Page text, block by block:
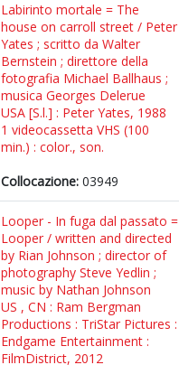
Labirinto mortale = The
house on carroll street / Peter
Yates ; scritto da Walter
Bernstein ; direttore della
fotografia Michael Ballhaus ;
musica Georges Delerue
USA [S.l.] : Peter Yates, 1988
1 videocassetta VHS (100
min.) : color., son.
Collocazione: 03949
Looper - In fuga dal passato =
Looper / written and directed
by Rian Johnson ; director of
photography Steve Yedlin ;
music by Nathan Johnson
US , CN : Ram Bergman
Productions : TriStar Pictures :
Endgame Entertainment :
FilmDistrict, 2012